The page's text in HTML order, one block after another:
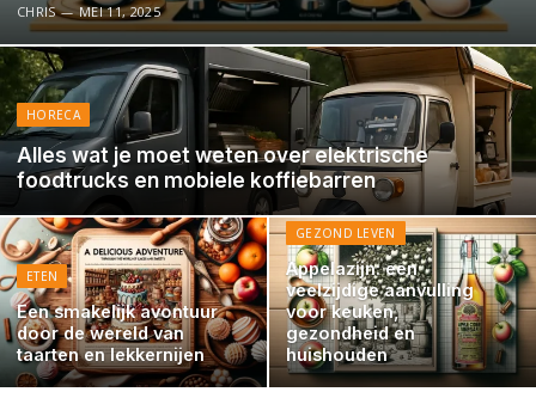
CHRIS MEI 11, 2025
HORECA
Alles wat je moet weten over elektrische
foodtrucks en mobiele koffiebarren
ETEN
Een smakelijk avontuur
door de wereld van
taarten en lekkernijen
GEZOND LEVEN
Appelazijn: een
veelzijdige aanvulling
voor keuken,
gezondheid en
huishouden